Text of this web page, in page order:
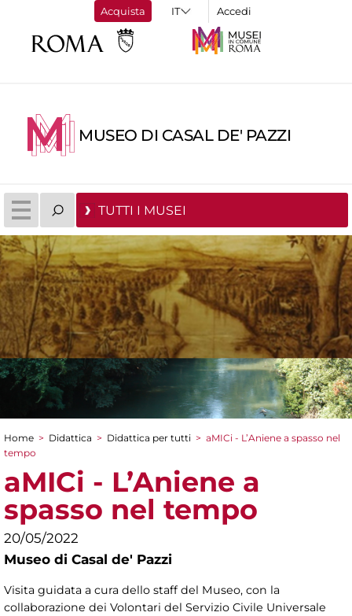
Acquista Accedi
MUSEO DI CASAL DE' PAZZI
TUTTI I MUSEI
Tu sei qui
Home > Didattica > Didattica per tutti > aMICi - L’Aniene a spasso nel
tempo
aMICi - L’Aniene a
spasso nel tempo
20/05/2022
Museo di Casal de' Pazzi
Visita guidata a cura dello staff del Museo, con la
collaborazione dei Volontari del Servizio Civile Universale